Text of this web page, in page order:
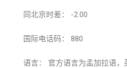
同北京时差： -2.00
国际电话码： 880
语言： 官方语言为孟加拉语，